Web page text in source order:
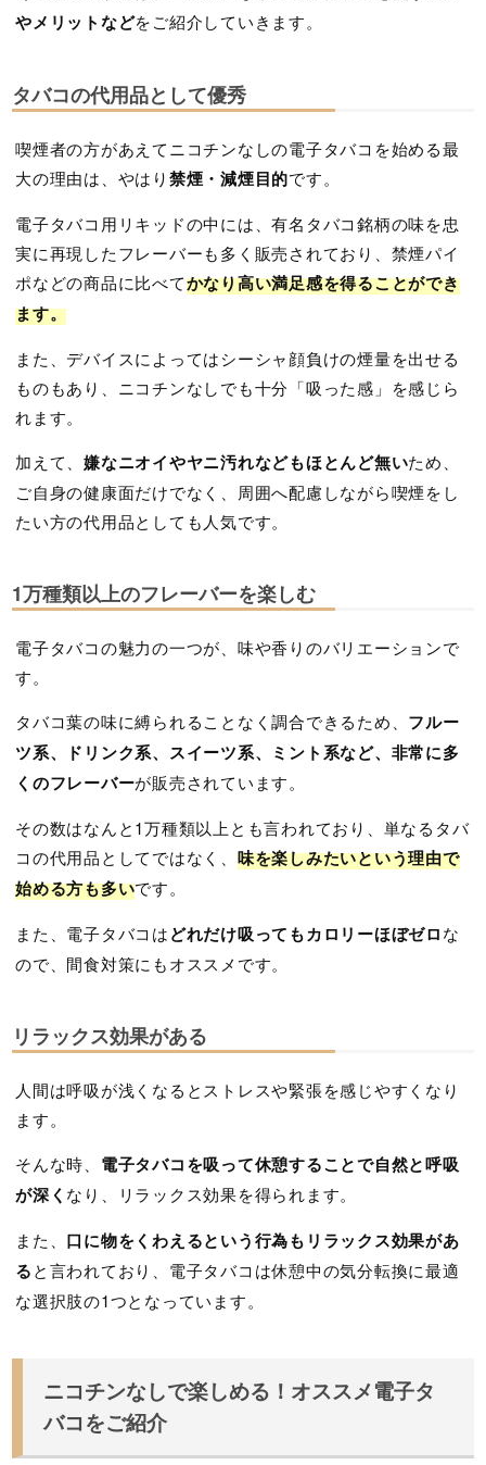
やメリットなどをご紹介していきます。
タバコの代用品として優秀
喫煙者の方があえてニコチンなしの電子タバコを始める最
大の理由は、やはり禁煙・減煙目的です。
電子タバコ用リキッドの中には、有名タバコ銘柄の味を忠
実に再現したフレーバーも多く販売されており、禁煙パイ
ポなどの商品に比べてかなり高い満足感を得ることができ
ます。
また、デバイスによってはシーシャ顔負けの煙量を出せる
ものもあり、ニコチンなしでも十分「吸った感」を感じら
れます。
加えて、嫌なニオイやヤニ汚れなどもほとんど無いため、
ご自身の健康面だけでなく、周囲へ配慮しながら喫煙をし
たい方の代用品としても人気です。
1万種類以上のフレーバーを楽しむ
電子タバコの魅力の一つが、味や香りのバリエーションで
す。
タバコ葉の味に縛られることなく調合できるため、 フルー
ツ系、ドリンク系、スイーツ系、ミント系など、非常に多
くのフレーバーが販売されています。
その数はなんと1万種類以上とも言われており、単なるタバ
コの代用品としてではなく、 味を楽しみたいという理由で
始める方も多いです。
また、電子タバコはどれだけ吸ってもカロリーほぼゼロな
ので、間食対策にもオススメです。
リラックス効果がある
人間は呼吸が浅くなるとストレスや緊張を感じやすくなり
ます。
そんな時、 電子タバコを吸って休憩することで自然と呼吸
が深く なり、リラックス効果を得られます。
また、 口に物をくわえるという行為もリラックス効果があ
ると言われており、電子タバコは休憩中の気分転換に最適
な選択肢の1つとなっています。
ニコチンなしで楽しめる！オススメ電子タ
バコをご紹介